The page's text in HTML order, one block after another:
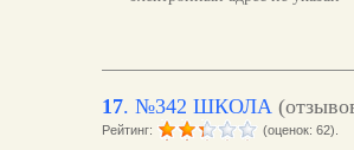
17. №342 ШКОЛА
Рейтинг: (оценок: 62).